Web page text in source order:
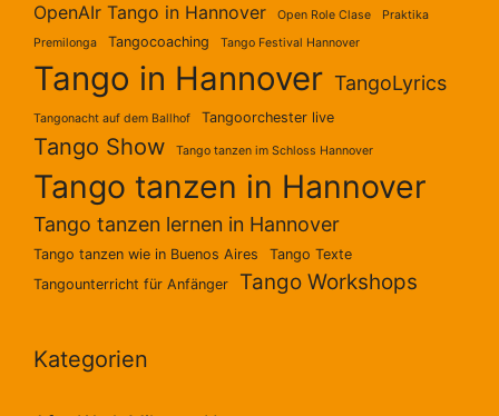
OpenAIr Tango in Hannover Open Role Clase
Praktika
Premilonga
Tangocoaching Tango Festival Hannover
Tango in Hannover TangoLyrics
Tangonacht auf dem Ballhof Tangoorchester live
Tango Show Tango tanzen im Schloss Hannover
Tango tanzen in Hannover
Tango tanzen lernen in Hannover
Tango tanzen wie in Buenos Aires
Tango Texte
Tangounterricht für Anfänger
Tango Workshops
Kategorien